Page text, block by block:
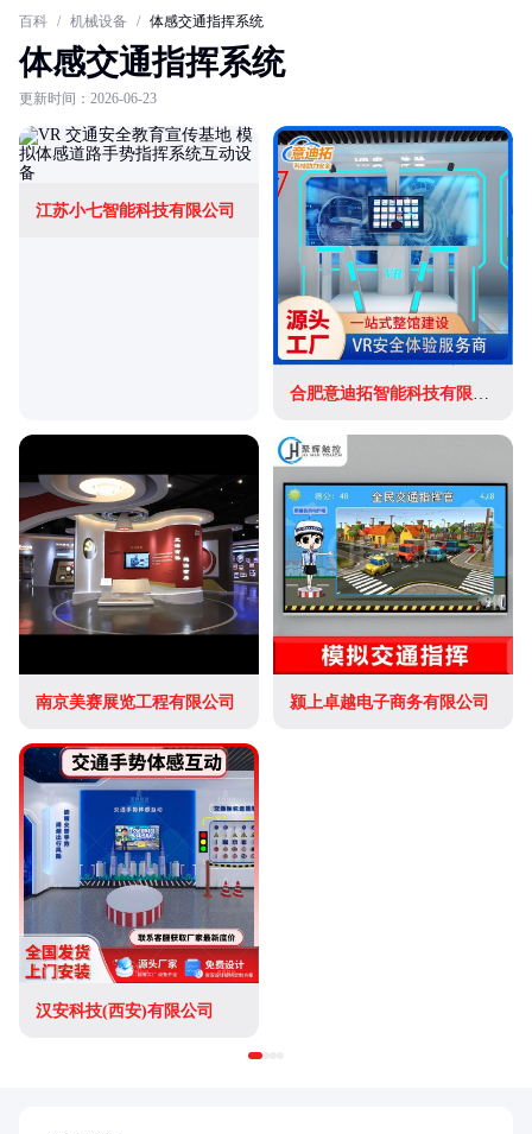
百科 / 机械设备 / 体感交通指挥系统
体感交通指挥系统
更新时间：2026-06-23
江苏小七智能科技有限公司
合肥意迪拓智能科技有限公司
南京美赛展览工程有限公司 颍上卓越电子商务有限公司
汉安科技(西安)有限公司